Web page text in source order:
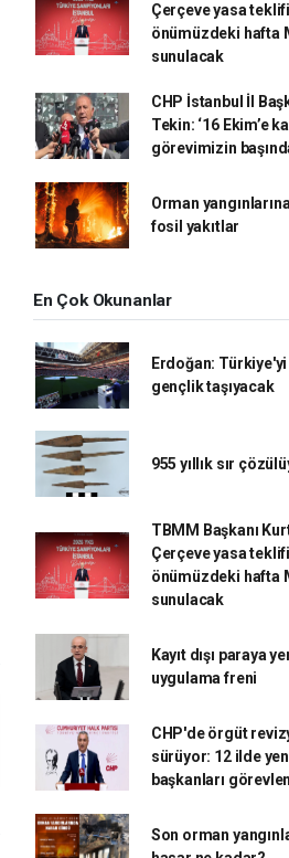
Çerçeve yasa teklifi
önümüzdeki hafta
sunulacak
CHP İstanbul İl
Tekin: ‘16 Ekim’e
görevimizin
Orman
fosil yakıtlar
En Çok Okunanlar
Erdoğan:
gençlik taşıyacak
955 yıllık sır
TBMM Başkanı
Çerçeve yasa teklifi
önümüzdeki hafta
sunulacak
Kayıt dışı paraya
uygulama freni
CHP'de örgüt
sürüyor: 12 ilde
başkanları
Son orman